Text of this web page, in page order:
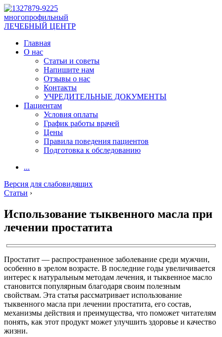
многопрофильный
ЛЕЧЕБНЫЙ ЦЕНТР
Главная
О нас
Статьи и советы
Напишите нам
Отзывы о нас
Контакты
УЧРЕДИТЕЛЬНЫЕ ДОКУМЕНТЫ
Пациентам
Условия оплаты
График работы врачей
Цены
Правила поведения пациентов
Подготовка к обследованию
...
Версия для слабовидящих
Статьи ›
Использование тыквенного масла при
лечении простатита
Простатит — распространенное заболевание среди мужчин,
особенно в зрелом возрасте. В последние годы увеличивается
интерес к натуральным методам лечения, и тыквенное масло
становится популярным благодаря своим полезным
свойствам. Эта статья рассматривает использование
тыквенного масла при лечении простатита, его состав,
механизмы действия и преимущества, что поможет читателям
понять, как этот продукт может улучшить здоровье и качество
жизни.